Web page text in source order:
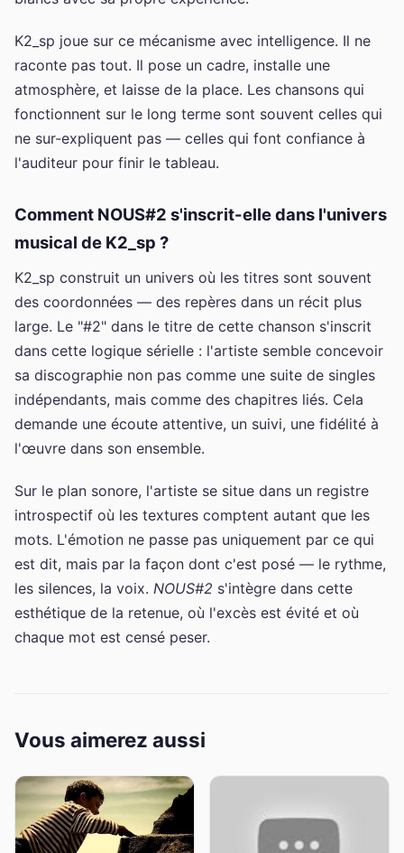
K2_sp joue sur ce mécanisme avec intelligence. Il ne
raconte pas tout. Il pose un cadre, installe une
atmosphère, et laisse de la place. Les chansons qui
fonctionnent sur le long terme sont souvent celles qui
ne sur-expliquent pas — celles qui font confiance à
l'auditeur pour finir le tableau.
Comment NOUS#2 s'inscrit-elle dans l'univers
musical de K2_sp ?
K2_sp construit un univers où les titres sont souvent
des coordonnées — des repères dans un récit plus
large. Le "#2" dans le titre de cette chanson s'inscrit
dans cette logique sérielle : l'artiste semble concevoir
sa discographie non pas comme une suite de singles
indépendants, mais comme des chapitres liés. Cela
demande une écoute attentive, un suivi, une fidélité à
l'œuvre dans son ensemble.
Sur le plan sonore, l'artiste se situe dans un registre
introspectif où les textures comptent autant que les
mots. L'émotion ne passe pas uniquement par ce qui
est dit, mais par la façon dont c'est posé — le rythme,
les silences, la voix. NOUS#2 s'intègre dans cette
esthétique de la retenue, où l'excès est évité et où
chaque mot est censé peser.
Vous aimerez aussi